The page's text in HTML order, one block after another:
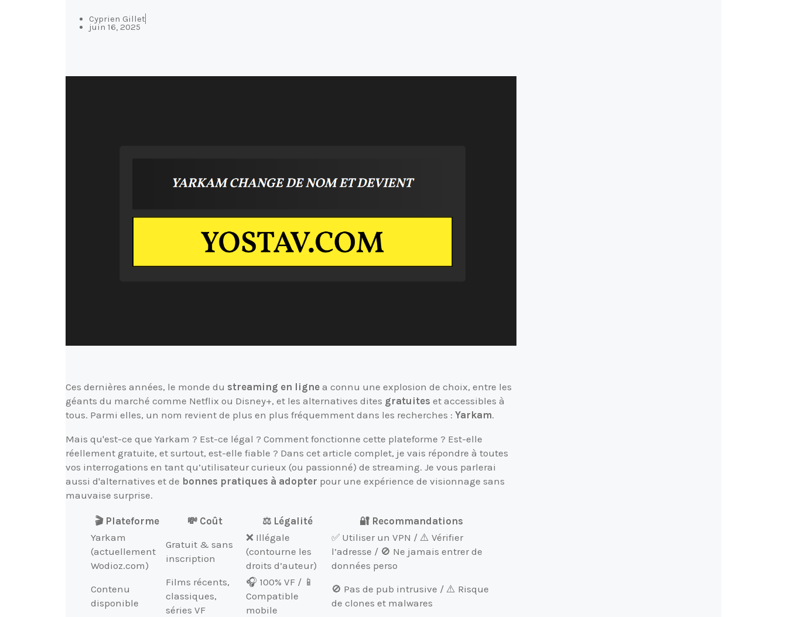
Cyprien Gillet
juin 16, 2025
Ces dernières années, le monde du streaming en ligne a connu une explosion de choix, entre les
géants du marché comme Netflix ou Disney+, et les alternatives dites gratuites et accessibles à
tous. Parmi elles, un nom revient de plus en plus fréquemment dans les recherches : Yarkam.
Mais qu'est-ce que Yarkam ? Est-ce légal ? Comment fonctionne cette plateforme ? Est-elle
réellement gratuite, et surtout, est-elle fiable ? Dans cet article complet, je vais répondre à toutes
vos interrogations en tant qu’utilisateur curieux (ou passionné) de streaming. Je vous parlerai
aussi d'alternatives et de bonnes pratiques à adopter pour une expérience de visionnage sans
mauvaise surprise.
🎬 Plateforme 💸 Coût ⚖️ Légalité
🔐 Recommandations
Yarkam
(actuellement
Wodioz.com)
Gratuit & sans
inscription
❌ Illégale
(contourne les
droits d’auteur)
✅ Utiliser un VPN / ⚠️ Vérifier
l’adresse / 🚫 Ne jamais entrer de
données perso
Contenu
disponible
Films récents,
classiques,
séries VF
🎧 100% VF / 📱
Compatible
mobile
🚫 Pas de pub intrusive / ⚠️ Risque
de clones et malwares